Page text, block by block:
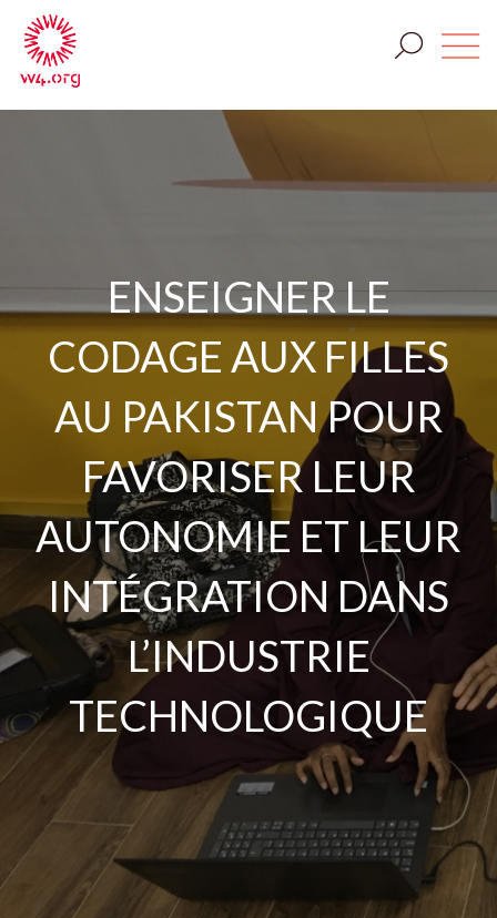
ENSEIGNER LE
CODAGE AUX FILLES
AU PAKISTAN POUR
FAVORISER LEUR
AUTONOMIE ET LEUR
INTÉGRATION DANS
L’INDUSTRIE
TECHNOLOGIQUE